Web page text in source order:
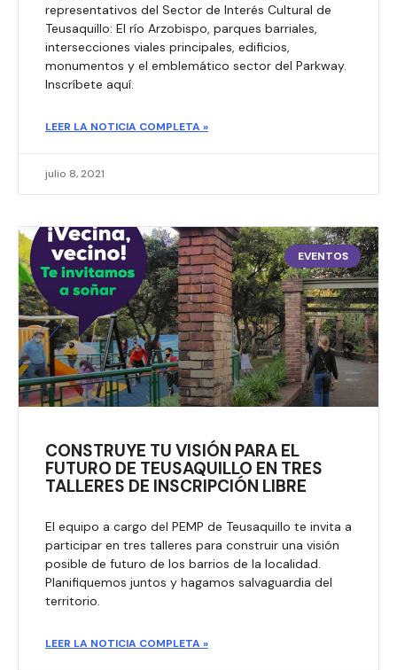
representativos del Sector de Interés Cultural de
Teusaquillo: El río Arzobispo, parques barriales,
intersecciones viales principales, edificios,
monumentos y el emblemático sector del Parkway.
Inscríbete aquí.​
LEER LA NOTICIA COMPLETA »
julio 8, 2021
EVENTOS
CONSTRUYE TU VISIÓN PARA EL
FUTURO DE TEUSAQUILLO EN TRES
TALLERES DE INSCRIPCIÓN LIBRE
El equipo a cargo del PEMP de Teusaquillo te invita a
participar en tres talleres para construir una visión
posible de futuro de los barrios de la localidad.
Planifiquemos juntos y hagamos salvaguardia del
territorio.
LEER LA NOTICIA COMPLETA »